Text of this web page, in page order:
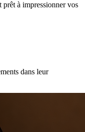
prêt à impressionner vos
dans leur